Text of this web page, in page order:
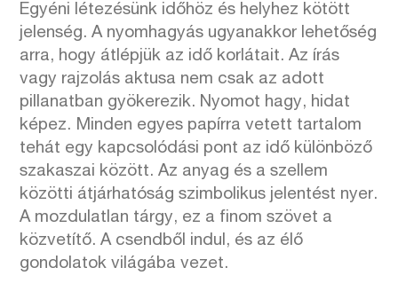
Egyéni létezésünk időhöz és helyhez kötött
jelenség. A nyomhagyás ugyanakkor lehetőség
arra, hogy átlépjük az idő korlátait. Az írás
vagy rajzolás aktusa nem csak az adott
pillanatban gyökerezik. Nyomot hagy, hidat
képez. Minden egyes papírra vetett tartalom
tehát egy kapcsolódási pont az idő különböző
szakaszai között. Az anyag és a szellem
közötti átjárhatóság szimbolikus jelentést nyer.
A mozdulatlan tárgy, ez a finom szövet a
közvetítő. A csendből indul, és az élő
gondolatok világába vezet.